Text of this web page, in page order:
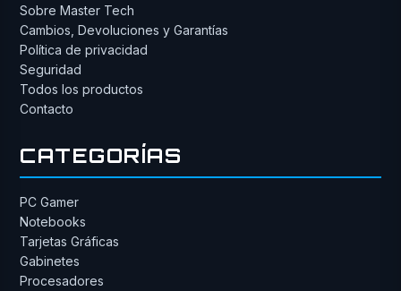
Sobre Master Tech
Cambios, Devoluciones y Garantías
Política de privacidad
Seguridad
Todos los productos
Contacto
CATEGORÍAS
PC Gamer
Notebooks
Tarjetas Gráficas
Gabinetes
Procesadores